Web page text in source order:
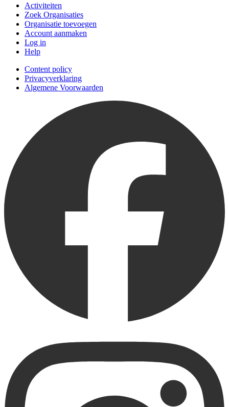
Activiteiten
Zoek Organisaties
Organisatie toevoegen
Account aanmaken
Log in
Help
Content policy
Privacyverklaring
Algemene Voorwaarden